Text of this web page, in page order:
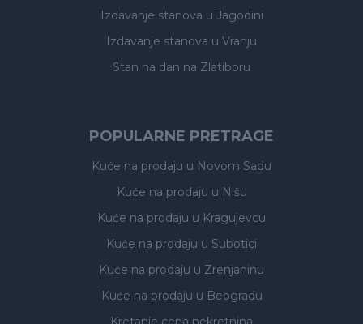
Izdavanje stanova u Jagodini
Izdavanje stanova u Vranju
Stan na dan na Zlatiboru
POPULARNE PRETRAGE
Kuće na prodaju u Novom Sadu
Kuće na prodaju u Nišu
Kuće na prodaju u Kragujevcu
Kuće na prodaju u Subotici
Kuće na prodaju u Zrenjaninu
Kuće na prodaju u Beogradu